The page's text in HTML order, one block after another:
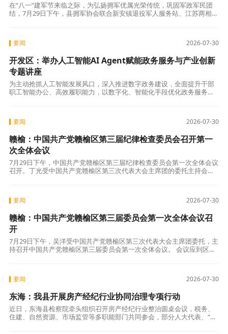
在“八一”建军节来临之际，为弘扬拥军优属光荣传统，巩固军政军民团
结，7月29日下午，县拥军协会联合新安镇退役军人服务站、江苏两相缘
2026-07-30
要闻
开发区：举办人工智能AI Agent赋能政务服务与产业创新
专题讲座
为主动抢抓人工智能发展风口，深入推进数字政务建设，全面提升干部
职工智能办公、高效履职能力，以数字化、智能化手段优化政务服务、
2026-07-30
要闻
赣榆：中国共产党赣榆区第三届纪律检查委员会召开第一
次全体会议
7月29日下午，中国共产党赣榆区第三届纪律检查委员会第一次全体会议
召开。丁光受中国共产党赣榆区第三次代表大会主席团的委托主持会
2026-07-30
要闻
赣榆：中国共产党赣榆区第三届委员会第一次全体会议召
开
7月29日下午，吴洋受中国共产党赣榆区第三次代表大会主席团委托，主
持召开中国共产党赣榆区第三届委员会第一次全体会议。 会议应到区委
2026-07-30
要闻
东海：我县开展房产经纪行业协同治理专项行动
近日，东海县检察院牵头组织召开房产经纪行业整治圆桌会议，税务、
住建、自然资源、市场监管等多职能部门共同参会，部分人大代表、“益